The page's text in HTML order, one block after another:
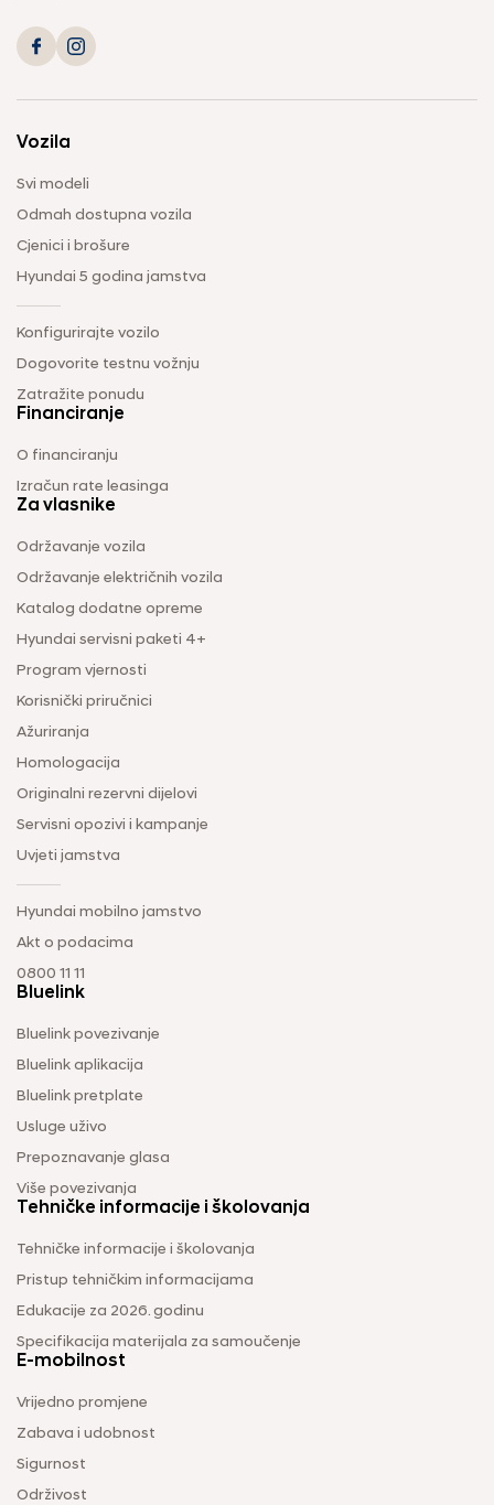
Vozila
Svi modeli
Odmah dostupna vozila
Cjenici i brošure
Hyundai 5 godina jamstva
Konfigurirajte vozilo
Dogovorite testnu vožnju
Zatražite ponudu
Financiranje
O financiranju
Izračun rate leasinga
Za vlasnike
Održavanje vozila
Održavanje električnih vozila
Katalog dodatne opreme
Hyundai servisni paketi 4+
Program vjernosti
Korisnički priručnici
Ažuriranja
Homologacija
Originalni rezervni dijelovi
Servisni opozivi i kampanje
Uvjeti jamstva
Hyundai mobilno jamstvo
Akt o podacima
0800 11 11
Bluelink
Bluelink povezivanje
Bluelink aplikacija
Bluelink pretplate
Usluge uživo
Prepoznavanje glasa
Više povezivanja
Tehničke informacije i školovanja
Tehničke informacije i školovanja
Pristup tehničkim informacijama
Edukacije za 2026. godinu
Specifikacija materijala za samoučenje
E-mobilnost
Vrijedno promjene
Zabava i udobnost
Sigurnost
Održivost